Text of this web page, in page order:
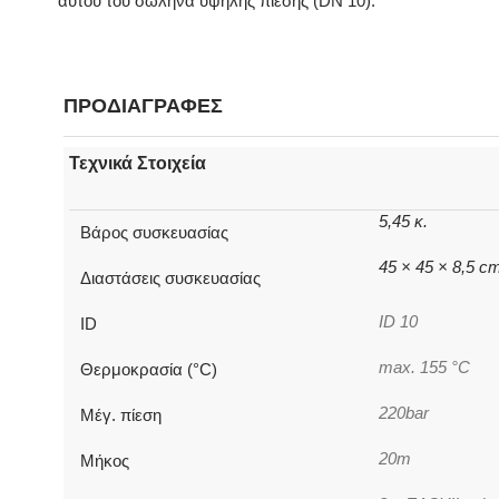
ΠΡΟΔΙΑΓΡΑΦΕΣ
Τεχνικά Στοιχεία
Βάρος συσκευασίας
5,45 κ.
Διαστάσεις συσκευασίας
45 × 45 × 8,5
ID ID 10
Θερμοκρασία (°C) max. 155 °C
Μέγ. πίεση 220bar
Μήκος 20m